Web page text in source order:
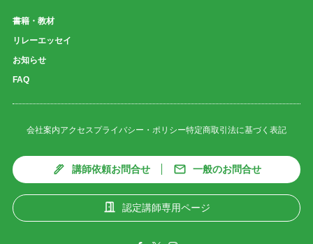
書籍・教材
リレーエッセイ
お知らせ
FAQ
会社案内アクセス プライバシー・ポリシー特定商取引法に基づく表記
講師依頼お問合せ 一般のお問合せ
認定講師専用ページ